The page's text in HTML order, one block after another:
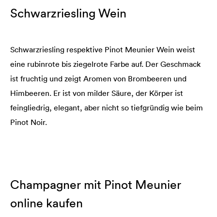
Schwarzriesling Wein
Schwarzriesling respektive Pinot Meunier Wein weist
eine rubinrote bis ziegelrote Farbe auf. Der Geschmack
ist fruchtig und zeigt Aromen von Brombeeren und
Himbeeren. Er ist von milder Säure, der Körper ist
feingliedrig, elegant, aber nicht so tiefgründig wie beim
Pinot Noir.
Champagner mit Pinot Meunier
online kaufen